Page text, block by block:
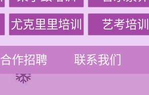
尤克里里培训 艺考培训
合作招聘 联系我们